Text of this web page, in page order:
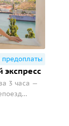
предоплаты
экспресс
3 часа —